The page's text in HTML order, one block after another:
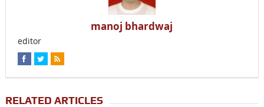
manoj bhardwaj
editor
RELATED ARTICLES